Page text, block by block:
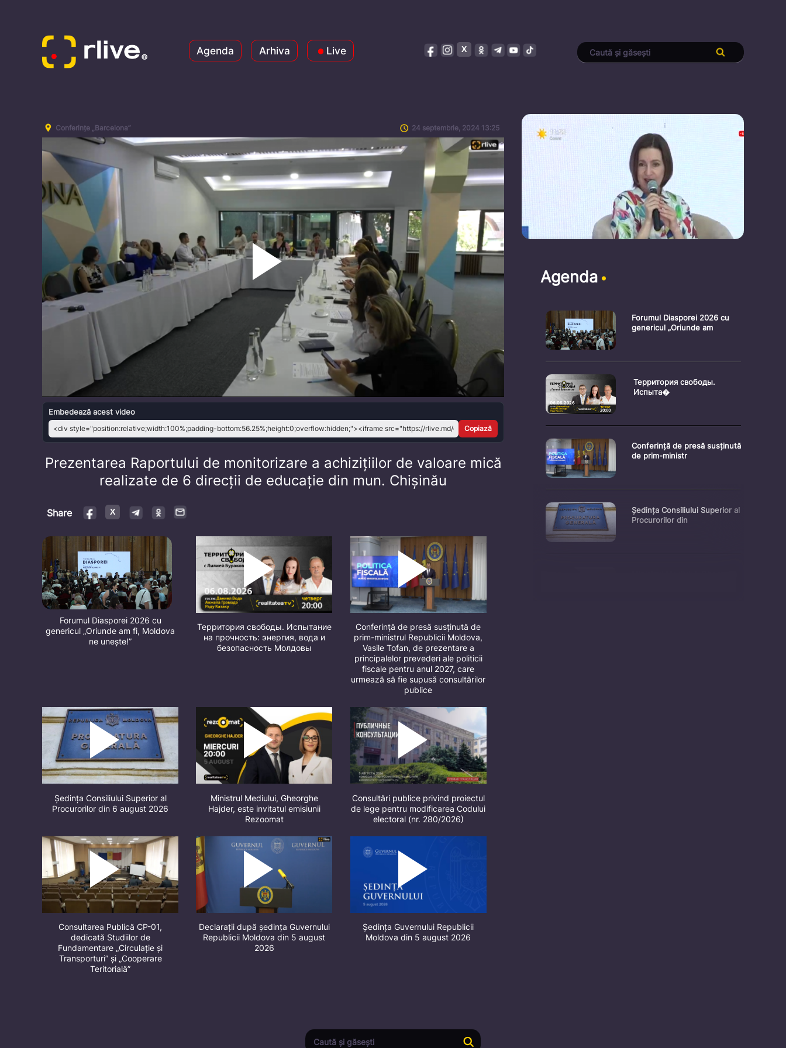
Agenda Arhiva Live
Conferințe „Barcelona” 24 septembrie, 2024 13:25
Play
Video
Embedează acest video
Copiază
Prezentarea Raportului de monitorizare a achizițiilor de valoare mică
realizate de 6 direcții de educație din mun. Chișinău
Share
Forumul Diasporei 2026 cu
genericul „Oriunde am fi, Moldova
ne unește!”
Территория свободы. Испытание
на прочность: энергия, вода и
безопасность Молдовы
Conferință de presă susținută de
prim-ministrul Republicii Moldova,
Vasile Tofan, de prezentare a
principalelor prevederi ale politicii
fiscale pentru anul 2027, care
urmează să fie supusă consultărilor
publice
Ședința Consiliului Superior al
Procurorilor din 6 august 2026
Ministrul Mediului, Gheorghe
Hajder, este invitatul emisiunii
Rezoomat
Consultări publice privind proiectul
de lege pentru modificarea Codului
electoral (nr. 280/2026)
Consultarea Publică CP-01,
dedicată Studiilor de
Fundamentare „Circulație și
Transporturi” și „Cooperare
Teritorială”
Declarații după ședința Guvernului
Republicii Moldova din 5 august
2026
Ședința Guvernului Republicii
Moldova din 5 august 2026
Agenda
Forumul Diasporei 2026 cu
genericul „Oriunde am
Территория свободы.
Испыта�
Conferință de presă susținută
de prim-ministr
Ședința Consiliului Superior al
Procurorilor din